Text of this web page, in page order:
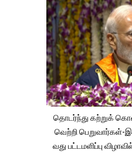
தொடர்ந்து கற்றுக்
வெற்றி பெறுவார்கள்-
வது பட்டமளிப்பு